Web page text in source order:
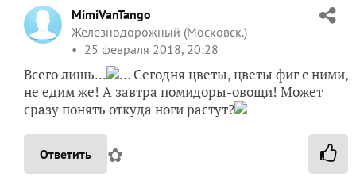
MimiVanTango
Железнодорожный (Московск.)
25 февраля 2018, 20:28
Всего лишь...
… Сегодня цветы, цветы фиг с ними,
не едим же! А завтра помидоры-овощи! Может
сразу понять откуда ноги растут?
Ответить ✿